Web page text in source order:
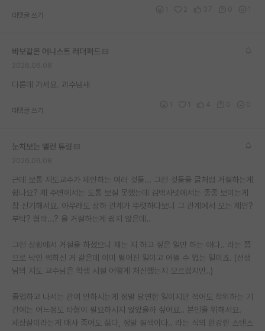
대댓글 쓰기
바보같은 어니스트 러더퍼드
다른데 가세요. 괴수냄새
대댓글 쓰기
눈치보는 앨런 튜링
근데 보통 지도교수가 제안하는 여러 것들... 그런 것들을 글처럼 거절하는게
쉽나요? 제 주변에서는 도통 보질 못했는데 김박사넷에서는 종종 보이는게
참 신기해서요. 아무래도 상하 관계가 뚜렷하다보니 그 관계에서 오는 제안?
부탁? 협박...? 을 거절하는게 쉽지 않은데..
그런 상황에서 거절을 하셨으니 쟤는 지 하고 싶은 일만 하는 애다.. 라는 쯤
으로 낙인 찍히신 거 같은데 이미 벌어진 일이고 어쩔 수 없는 일이죠. (선생
님의 지도 교수님은 학생 시절 어떻게 처신했는지 모르겠지만..)
졸업하고 나서는 관여 안하시는게 정말 당연한 일이지만 적어도 학위하는 기
간에는 어느정도 타협이 필요하시지 않았을까 싶어요.. 본인을 위해서요.
세상살이라는게 매사 죽어도 싫다, 정말 질색이다.. 라는 식의 완강한 스탠스